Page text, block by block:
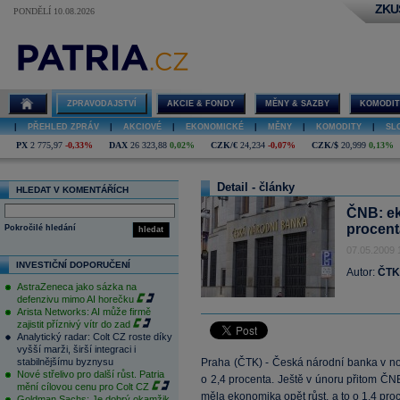
PONDĚLÍ 10.08.2026
ZPRAVODAJSTVÍ AKCIE & FONDY MĚNY & SAZBY
PŘEHLED ZPRÁV AKCIOVÉ EKONOMICKÉ MĚNY KOMODITY
PX 2 775,97 -0,33% DAX 26 323,88 0,02% CZK/€ 24,234 -0,07% CZK/$ 20,999 0,13%
HLEDAT V KOMENTÁŘÍCH
hledat
Pokročilé hledání
INVESTIČNÍ DOPORUČENÍ
AstraZeneca jako sázka na
defenzivu mimo AI horečku
Arista Networks: AI může firmě
zajistit příznivý vítr do zad
Analytický radar: Colt CZ roste díky
vyšší marži, širší integraci i
stabilnějšímu byznysu
Nové střelivo pro další růst. Patria
mění cílovou cenu pro Colt CZ
Detail - články
ČNB:
07.05.2009
Autor: ČTK
Praha (ČTK) - Česká národní banka v
o 2,4 procenta. Ještě v únoru přitom
měla ekonomika opět růst, a to o 1,4